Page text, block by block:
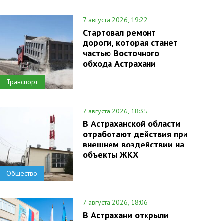
Транспорт
7 августа 2026, 19:22
Стартовал ремонт
дороги, которая станет
частью Восточного
обхода Астрахани
Общество
7 августа 2026, 18:35
В Астраханской области
отработают действия при
внешнем воздействии на
объекты ЖКХ
7 августа 2026, 18:06
В Астрахани открыли